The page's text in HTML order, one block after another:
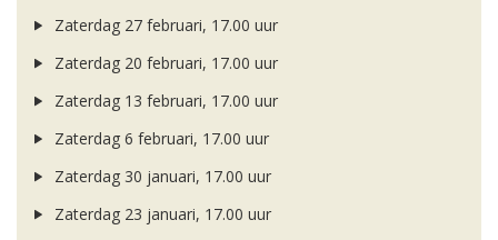
Zaterdag 27 februari, 17.00 uur
Zaterdag 20 februari, 17.00 uur
Zaterdag 13 februari, 17.00 uur
Zaterdag 6 februari, 17.00 uur
Zaterdag 30 januari, 17.00 uur
Zaterdag 23 januari, 17.00 uur